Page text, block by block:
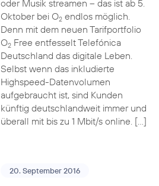
oder Musik streamen – das ist ab 5.
Oktober bei O2endlos möglich.
Denn mit dem neuen Tarifportfolio
O2Free entfesselt Telefónica
Deutschland das digitale Leben.
Selbst wenn das inkludierte
Highspeed-Datenvolumen
aufgebraucht ist, sind Kunden
künftig deutschlandweit immer und
überall mit bis zu 1 Mbit/s online. […]
20. September 2016